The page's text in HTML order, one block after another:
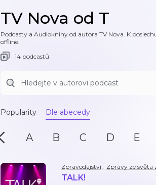
TV Nova od T
Podcasty a Audioknihy od autora TV Nova. K
offline.
14 podcastů
Popularity Dle abecedy
A B C D E
Zpravodajství, Zprávy ze světa
TALK!